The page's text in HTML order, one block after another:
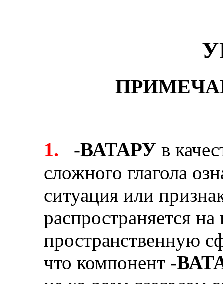
1. -ВАТАРУ в
сложного глагола
ситуация или
распространяется
пространственную
что компонент -